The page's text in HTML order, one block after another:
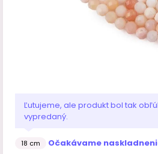
Ľutujeme, ale produkt bol tak
vypredaný.
18 cm
Očakávame